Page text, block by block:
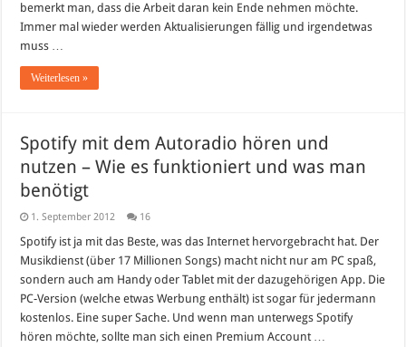
bemerkt man, dass die Arbeit daran kein Ende nehmen möchte.
Immer mal wieder werden Aktualisierungen fällig und irgendetwas
muss …
Weiterlesen »
Spotify mit dem Autoradio hören und
nutzen – Wie es funktioniert und was man
benötigt
1. September 2012 16
Spotify ist ja mit das Beste, was das Internet hervorgebracht hat. Der
Musikdienst (über 17 Millionen Songs) macht nicht nur am PC spaß,
sondern auch am Handy oder Tablet mit der dazugehörigen App. Die
PC-Version (welche etwas Werbung enthält) ist sogar für jedermann
kostenlos. Eine super Sache. Und wenn man unterwegs Spotify
hören möchte, sollte man sich einen Premium Account …